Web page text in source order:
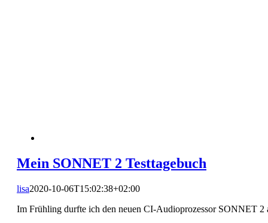
Mein SONNET 2 Testtagebuch
lisa2020-10-06T15:02:38+02:00
Im Frühling durfte ich den neuen CI-Audioprozessor SONNET